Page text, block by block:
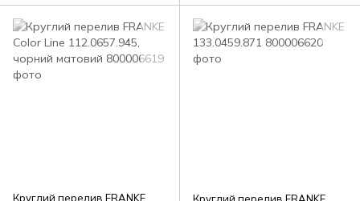
Круглий перелив FRANKE